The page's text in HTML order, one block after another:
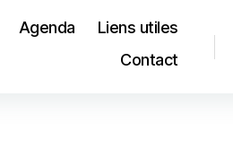
Agenda
Liens utiles
Contact